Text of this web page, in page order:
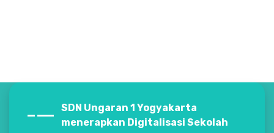
SDN Ungaran 1 Yogyakarta
menerapkan Digitalisasi Sekolah